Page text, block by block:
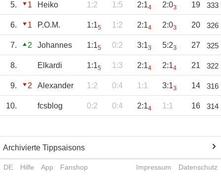
5. 1 Heiko 1:2 1:5 2:14 2:03 19 333
6. 1 P.O.M. 1:15 1:2 2:14 2:03 20 326
7. 2 Johannes 1:15 0:2 3:13 5:23 27 325
8. Elkardi 1:15 1:3 2:14 2:14 21 322
9. 2 Alexander 1:2 0:4 1:1 3:13 14 316
10. fcsblog 0:2 0:4 2:14 1:1 16 314
Archivierte Tippsaisons
DE Hilfe App Fanshop Impressum Datenschutz